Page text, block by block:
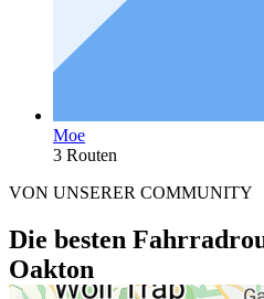
Moe
3 Routen
VON UNSERER COMMUNITY
Die besten
Oakton